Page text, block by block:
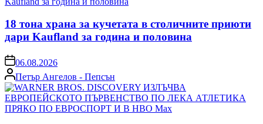
18 тона храна за кучетата в столичните приюти
дари Kaufland за година и половина
on06.08.2026
Posted
by
Петър Ангелов - Пепсън